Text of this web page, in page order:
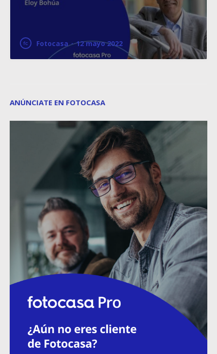
Fotocasa · 12 mayo 2022
ANÚNCIATE EN FOTOCASA